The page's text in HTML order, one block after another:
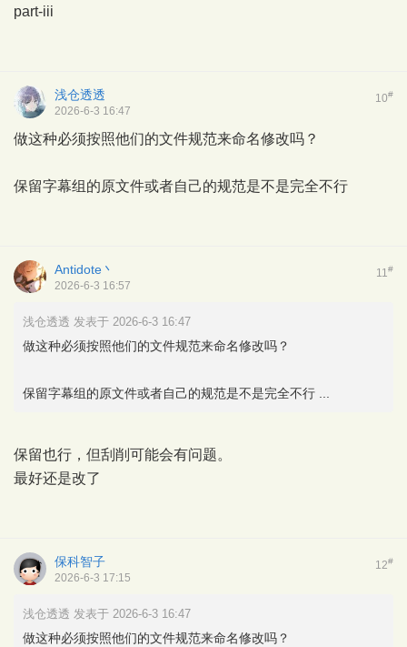
part-iii
10#
浅仓透透
2026-6-3 16:47
做这种必须按照他们的文件规范来命名修改吗？
保留字幕组的原文件或者自己的规范是不是完全不行
11#
Antidote丶
2026-6-3 16:57
浅仓透透 发表于 2026-6-3 16:47
做这种必须按照他们的文件规范来命名修改吗？
保留字幕组的原文件或者自己的规范是不是完全不行 ...
保留也行，但刮削可能会有问题。
最好还是改了
12#
保科智子
2026-6-3 17:15
浅仓透透 发表于 2026-6-3 16:47
做这种必须按照他们的文件规范来命名修改吗？